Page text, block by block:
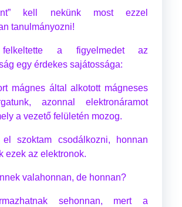
kell nekünk most ezzel
tanulmányozni!
felkeltette a figyelmedet az
egy érdekes sajátossága:
mágnes által alkotott mágneses
azonnal elektronáramot
a vezető felületén mozog.
szoktam csodálkozni, honnan
ezek az elektronok.
valahonnan, de honnan?
sehonnan, mert a